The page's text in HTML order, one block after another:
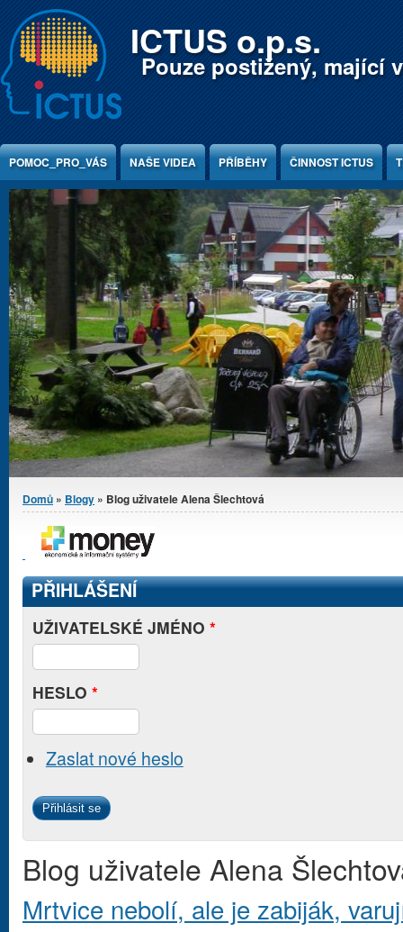
Jump to Content ICTUS o.p.s.
Pouze postižený, mající
POMOC_PRO_VÁS NAŠE VIDEA PŘÍBĚHY ČINNOST ICTUS
Jste zde
Domů » Blogy » Blog uživatele Alena Šlechtová
PŘIHLÁŠENÍ
UŽIVATELSKÉ JMÉNO *
HESLO *
Zaslat nové heslo
Blog uživatele Alena
Mrtvice nebolí, ale je zabiják,